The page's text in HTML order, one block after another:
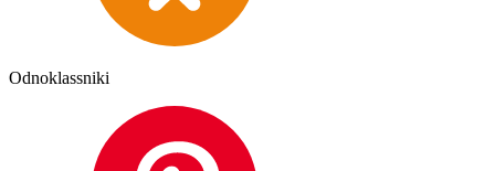
Odnoklassniki